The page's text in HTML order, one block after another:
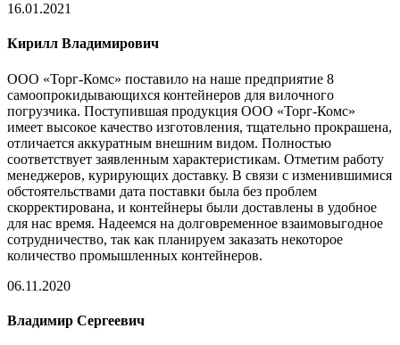
16.01.2021
Кирилл Владимирович
ООО «Торг-Комс» поставило на наше предприятие 8
самоопрокидывающихся контейнеров для вилочного
погрузчика. Поступившая продукция ООО «Торг-Комс»
имеет высокое качество изготовления, тщательно прокрашена,
отличается аккуратным внешним видом. Полностью
соответствует заявленным характеристикам. Отметим работу
менеджеров, курирующих доставку. В связи с изменившимися
обстоятельствами дата поставки была без проблем
скорректирована, и контейнеры были доставлены в удобное
для нас время. Надеемся на долговременное взаимовыгодное
сотрудничество, так как планируем заказать некоторое
количество промышленных контейнеров.
06.11.2020
Владимир Сергеевич